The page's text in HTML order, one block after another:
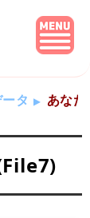
タ あな